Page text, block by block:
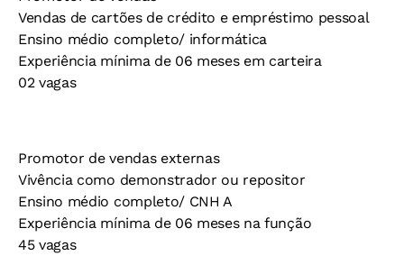
Vendas de cartões de crédito e empréstimo pessoal
Ensino médio completo/ informática
Experiência mínima de 06 meses em carteira
02 vagas
Promotor de vendas externas
Vivência como demonstrador ou repositor
Ensino médio completo/ CNH A
Experiência mínima de 06 meses na função
45 vagas